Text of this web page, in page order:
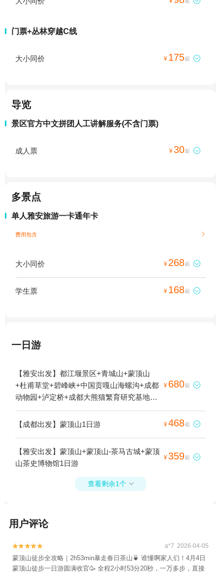
门票+丛林穿越C线
大小同价 ¥ 175起 
导览
景区官方中文拼团人工讲解服务(不含门票)
成人票 ¥30起 
多景点
单人雅安旅游一卡通年卡
费用包含 
大小同价 ¥ 268起 
学生票 ¥ 168起 
一日游
【雅安出发】都江堰景区+青城山+蒙顶山
+杜甫草堂+碧峰峡+中国贡嘎山海螺沟+成都
动物园+泸定桥+成都大熊猫繁育研究基地
+金沙遗址博物馆+青城后山+燕子沟风景区
+牛背山+成都本地玩乐+熊猫谷+雅安本地玩
¥ 680起 
【成都出发】蒙顶山1日游 ¥468起 
【雅安出发】蒙顶山+蒙顶山-茶马古城+蒙顶
山茶史博物馆1日游
¥359起 
查看剩余1个 
用户评论

 a*7 2026-04-05
蒙顶山徒步全攻略｜2h53min暴走春日茶山🍵 谁懂啊家人们！4月4日
蒙顶山徒步一日游圆满收官🥳 全程2小时53分20秒，一万多步，直接